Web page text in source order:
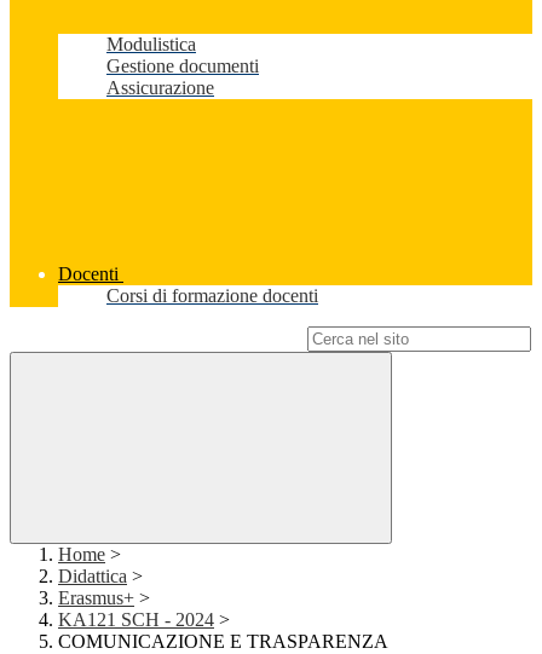
Modulistica
Gestione documenti
Assicurazione
Docenti
Corsi di formazione docenti
Home >
Didattica >
Erasmus+ >
KA121 SCH - 2024 >
COMUNICAZIONE E TRASPARENZA